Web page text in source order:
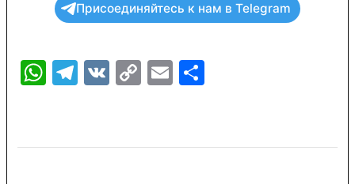
Присоединяйтесь к нам в Telegram
WhatsApp
Telegram
VKCopyEmail